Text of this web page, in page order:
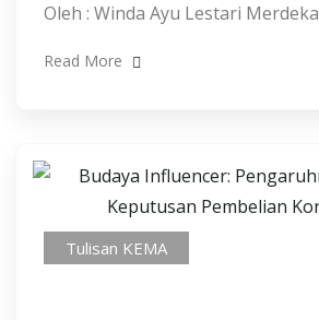
Oleh : Winda Ayu Lestari
Read More
Tulisan KEMA